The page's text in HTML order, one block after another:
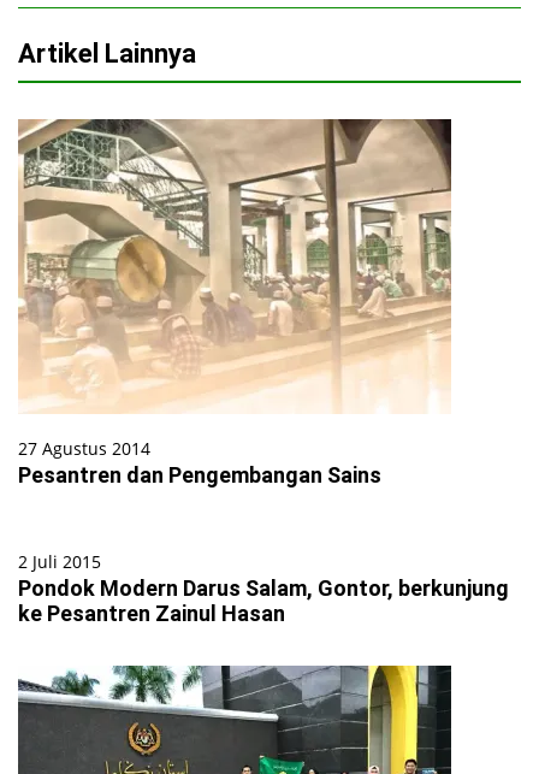
Artikel Lainnya
27 Agustus 2014
Pesantren dan Pengembangan Sains
2 Juli 2015
Pondok Modern Darus Salam, Gontor, berkunjung
ke Pesantren Zainul Hasan